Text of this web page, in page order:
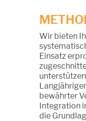
Wir bieten
Einsatz
bewährter
Integration
die